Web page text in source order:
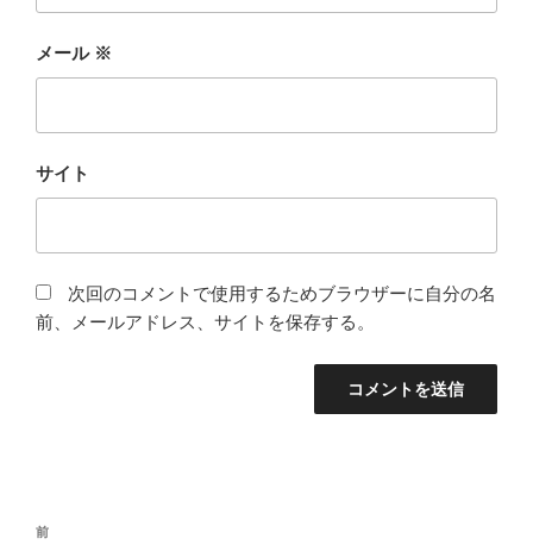
メール ※
サイト
次回のコメントで使用するためブラウザーに自分の名
前、メールアドレス、サイトを保存する。
投
前
前